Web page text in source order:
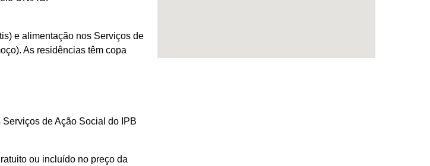
e alimentação nos Serviços de
As residências têm copa
de Ação Social do IPB
ou incluído no preço da